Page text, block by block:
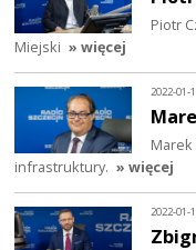
Piotr
Miejski » więcej
2022-01-
Marek
infrastruktury. » więcej
2022-01-